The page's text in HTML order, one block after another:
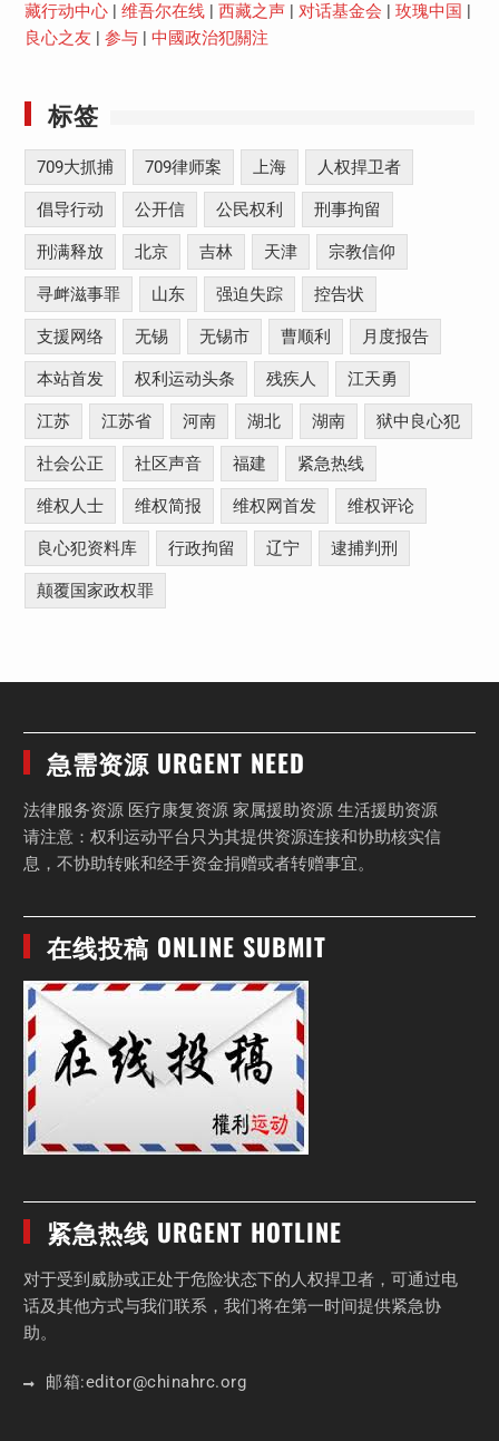
藏行动中心| 维吾尔在线| 西藏之声| 对话基金会 玫瑰中国
良心之友
参与| 中國政治犯關注
标签
709大抓捕 709律师案 上海 人权捍卫者
倡导行动 公开信 公民权利 刑事拘留
刑满释放 北京 吉林 天津 宗教信仰
寻衅滋事罪 山东 强迫失踪 控告状
支援网络 无锡 无锡市 曹顺利 月度报告
本站首发 权利运动头条 残疾人 江天勇
江苏 江苏省 河南 湖北 湖南 狱中良心犯
社会公正 社区声音 福建 紧急热线
维权人士 维权简报 维权网首发 维权评论
良心犯资料库 行政拘留 辽宁 逮捕判刑
颠覆国家政权罪
急需资源 URGENT NEED
法律服务资源 医疗康复资源 家属援助资源 生活援助资源
请注意：权利运动平台只为其提供资源连接和协助核实信
息，不协助转账和经手资金捐赠或者转赠事宜。
在线投稿 ONLINE SUBMIT
紧急热线 URGENT HOTLINE
对于受到威胁或正处于危险状态下的人权捍卫者，可通过电
话及其他方式与我们联系，我们将在第一时间提供紧急协
助。
邮箱:editor@chinahrc.org